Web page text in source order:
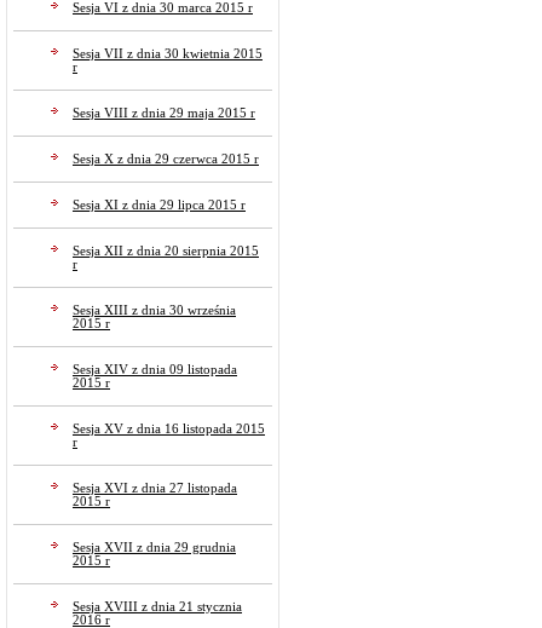
Sesja VI z dnia 30 marca 2015 r
Sesja VII z dnia 30 kwietnia 2015
r
Sesja VIII z dnia 29 maja 2015 r
Sesja X z dnia 29 czerwca 2015 r
Sesja XI z dnia 29 lipca 2015 r
Sesja XII z dnia 20 sierpnia 2015
r
Sesja XIII z dnia 30 września
2015 r
Sesja XIV z dnia 09 listopada
2015 r
Sesja XV z dnia 16 listopada 2015
r
Sesja XVI z dnia 27 listopada
2015 r
Sesja XVII z dnia 29 grudnia
2015 r
Sesja XVIII z dnia 21 stycznia
2016 r